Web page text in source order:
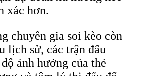
xác hơn.
chuyên gia soi kèo còn
lịch sử, các trận đấu
ảnh hưởng của thẻ